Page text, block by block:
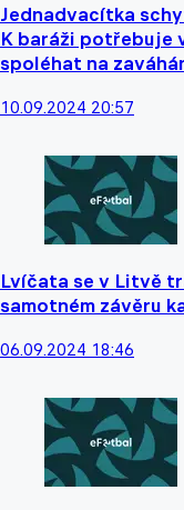
Jednadvacítka
K baráži potřebuje
spoléhat na
10.09.2024 20:57
Lvíčata se v Litvě
samotném závěru
06.09.2024 18:46